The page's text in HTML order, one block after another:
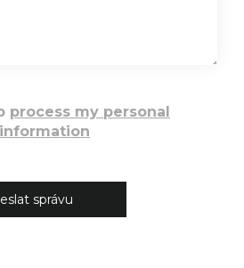
process my personal
information